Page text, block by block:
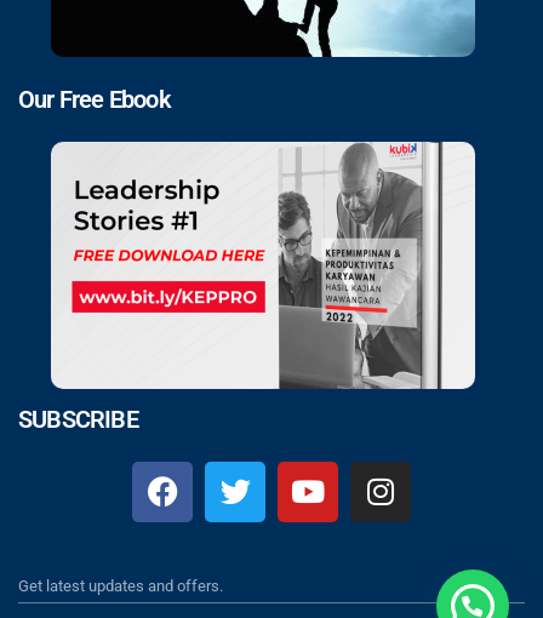
Our Free Ebook
SUBSCRIBE
Get latest updates and offers.
Klik Chat Disini